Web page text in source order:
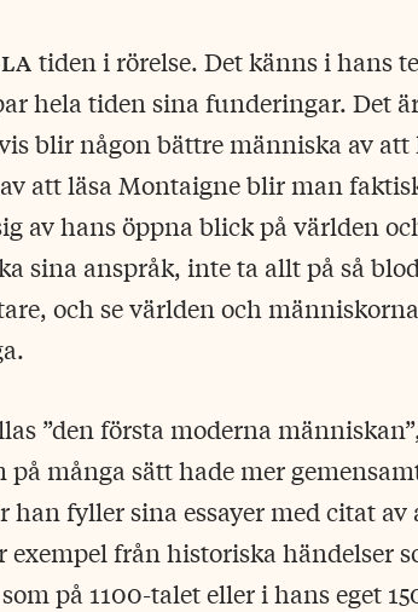
tiden i rörelse. Det känns i hans
hela tiden sina funderingar. Det
blir någon bättre människa av att
att läsa Montaigne blir man
av hans öppna blick på världen
sina anspråk, inte ta allt på så
och se världen och
”den första moderna
på många sätt hade mer
han fyller sina essayer med citat
exempel från historiska händelser
på 1100-talet eller i hans eget